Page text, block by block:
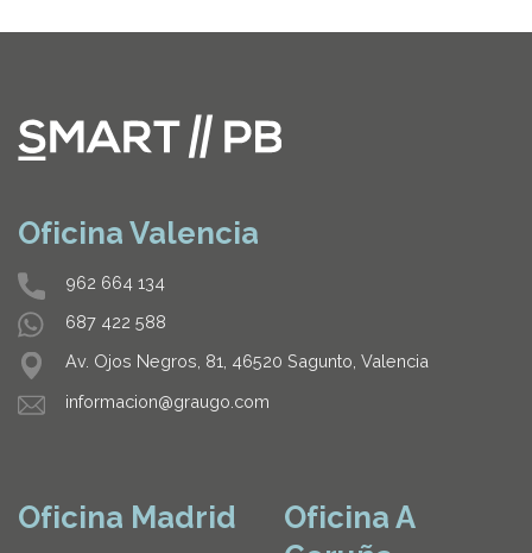
Oficina Madrid
Oficina Valencia
962 664 134
687 422 588
Av. Ojos Negros, 81, 46520 Sagunto, Valencia
informacion@graugo.com
Oficina A